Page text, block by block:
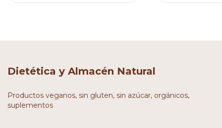
Dietética y Almacén Natural
Productos veganos, sin gluten, sin azúcar, orgánicos,
suplementos